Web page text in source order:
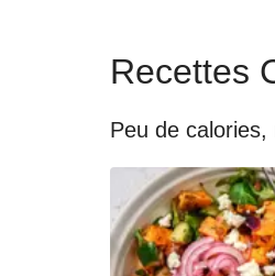
Recettes
Peu de